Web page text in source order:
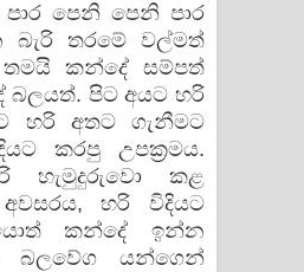
පෙනි පෙනි පාර
තරමේ වල්මත්
කන්දේ සම්පත්
බලයත්. පිට අයට හරි
හරි අතට ගැනීමට
කරපු උපක්‍රමය.
හැමුදුරුවො කළ
හරි විදියට
කන්දේ ඉන්න
බලවේග යන්ගෙන්